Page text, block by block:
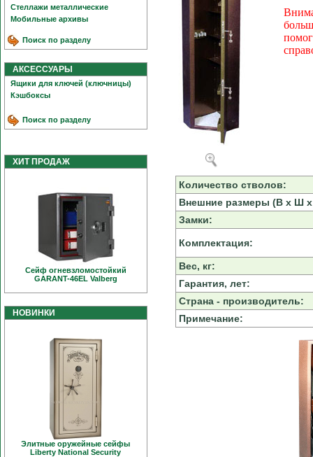
Стеллажи металлические
Мобильные архивы
Поиск по разделу
АКСЕССУАРЫ
Ящики для ключей (ключницы)
Кэшбоксы
Поиск по разделу
ХИТ ПРОДАЖ
Сейф огневзломостойкий
GARANT-46EL Valberg
НОВИНКИ
Элитные оружейные сейфы
Liberty National Security
Количество стволов:
Внешние размеры (В х Ш
Замки:
Комплектация:
Вес, кг:
Гарантия, лет:
Страна - производитель:
Примечание: